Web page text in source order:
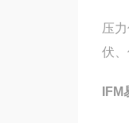
压
伏